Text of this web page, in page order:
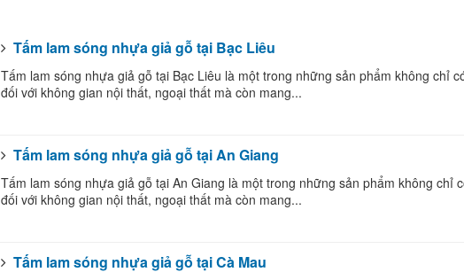
Tấm lam sóng nhựa giả gỗ tại Bạc Liêu
Tấm lam sóng nhựa giả gỗ tại Bạc Liêu là một trong những sản phẩm không chỉ
đối với không gian nội thất, ngoại thất mà còn mang...
Tấm lam sóng nhựa giả gỗ tại An Giang
Tấm lam sóng nhựa giả gỗ tại An Giang là một trong những sản phẩm không chỉ
đối với không gian nội thất, ngoại thất mà còn mang...
Tấm lam sóng nhựa giả gỗ tại Cà Mau